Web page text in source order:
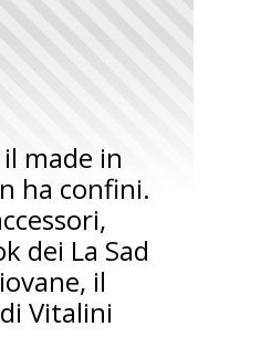
made in
ha confini.
dei La Sad
il
Vitalini